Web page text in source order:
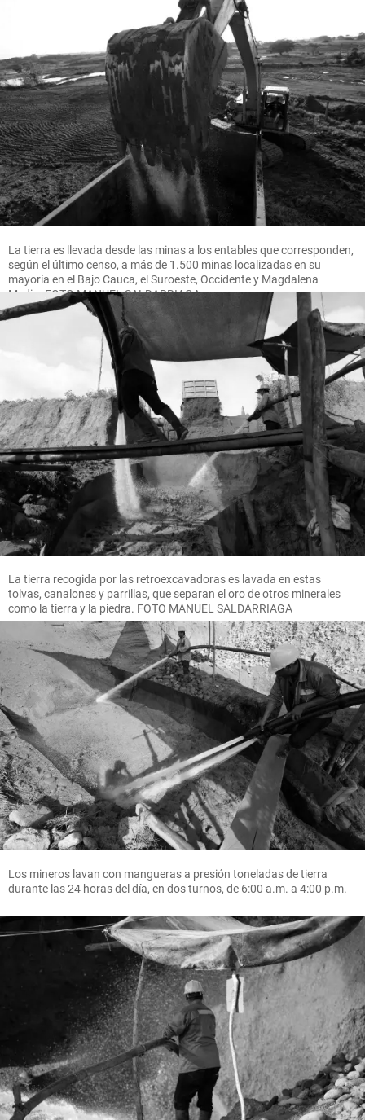
La tierra es llevada desde las minas a los entables que corresponden,
según el último censo, a más de 1.500 minas localizadas en su
mayoría en el Bajo Cauca, el Suroeste, Occidente y Magdalena
Medio. FOTO MANUEL SALDARRIAGA
La tierra recogida por las retroexcavadoras es lavada en estas
tolvas, canalones y parrillas, que separan el oro de otros minerales
como la tierra y la piedra. FOTO MANUEL SALDARRIAGA
Los mineros lavan con mangueras a presión toneladas de tierra
durante las 24 horas del día, en dos turnos, de 6:00 a.m. a 4:00 p.m.